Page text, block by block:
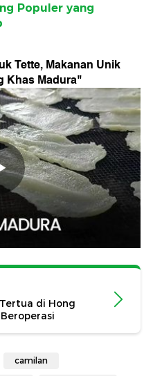
Populer yang
Tette, Makanan Unik
Khas Madura"
di Hong
camilan